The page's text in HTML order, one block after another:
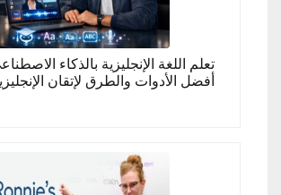
أفضل الأدوات والطرق لإتقان